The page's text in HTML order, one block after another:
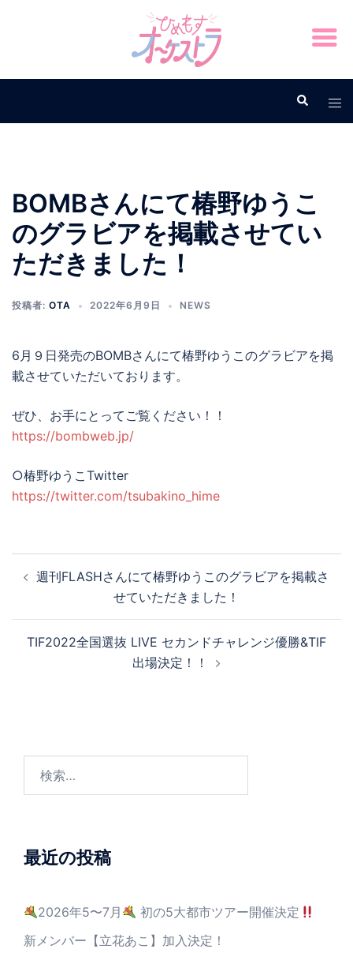
BOMBさんにて椿野ゆうこ
のグラビアを掲載させてい
ただきました！
投稿者: OTA 2022年6月9日 NEWS
6月９日発売のBOMBさんにて椿野ゆうこのグラビアを掲
載させていただいております。
ぜひ、お手にとってご覧ください！！
https://bombweb.jp/
○椿野ゆうこTwitter
https://twitter.com/tsubakino_hime
週刊FLASHさんにて椿野ゆうこのグラビアを掲載さ
せていただきました！
TIF2022全国選抜 LIVE セカンドチャレンジ優勝&TIF
出場決定！！
最近の投稿
2026年5〜7月
初の5大都市ツアー開催決定
新メンバー【立花あこ】加入決定！